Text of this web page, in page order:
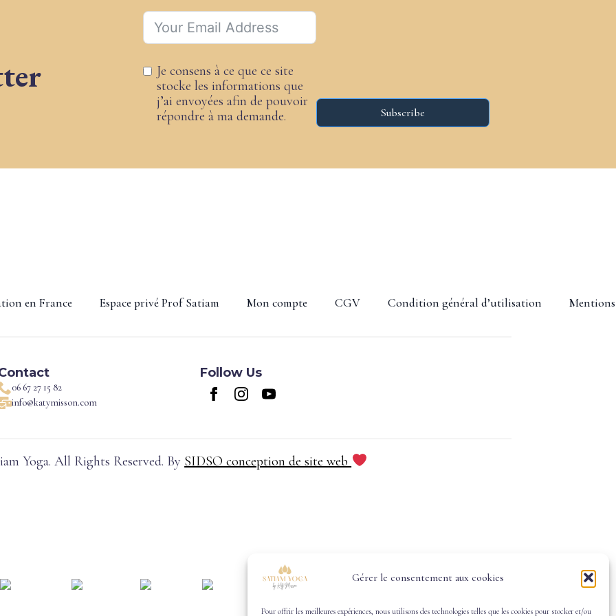
Gérer le consentement aux cookies
Pour offrir les meilleures expériences, nous utilisons des technologies telles que les cookies pour stocker et/ou
Je consens à ce que ce site
stocke les informations que
j’ai envoyées afin de pouvoir
répondre à ma demande.
Subscribe
en France Espace privé Prof Satiam Mon compte CGV Condition général d’utilisation
06 67 27 15 82
info@katymisson.com
Follow Us
Yoga. All Rights Reserved. By SIDSO conception de site web